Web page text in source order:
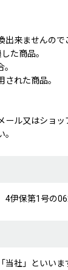
来ませんので
た商品。
された商品。
ール又はショ
伊保第1号の
当社」といいま